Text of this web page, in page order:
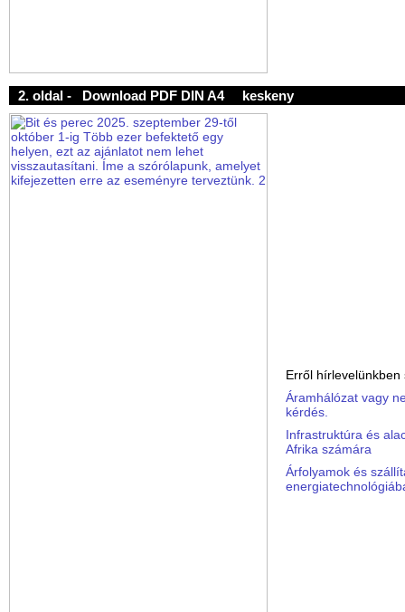
2. oldal - Download PDF DIN A4 keskeny
Erről hírlevelünkben
Áramhálózat vagy
kérdés.
Infrastruktúra és
Afrika számára
Árfolyamok és